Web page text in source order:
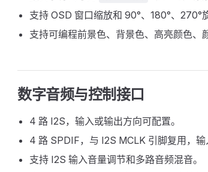
支持 OSD 窗口缩放和 90°、180°、270°
支持可编程前景色、背景色、高亮颜色、
数字音频与控制接口
4 路 I2S，输入或输出方向可配置。
4 路 SPDIF，与 I2S MCLK 引脚复用，输
支持 I2S 输入音量调节和多路音频混音。